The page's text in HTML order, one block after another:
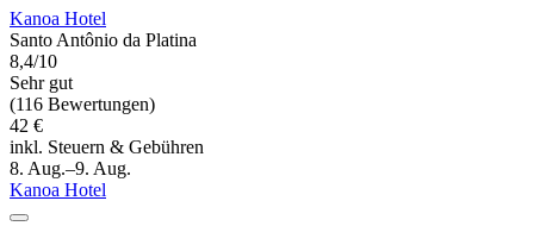
Kanoa Hotel
Santo Antônio da Platina
8,4/10
Sehr gut
(116 Bewertungen)
42 €
inkl. Steuern & Gebühren
8. Aug.–9. Aug.
Kanoa Hotel